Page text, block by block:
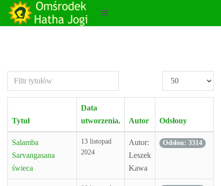
Filtr
tytułów
Pokaż
#
Tytuł
Data
utworzenia.
Autor Odsłony
Salamba
Sarvangasana
świeca
13 listopad
2024
Autor:
Leszek
Kawa
Odsłon: 3314